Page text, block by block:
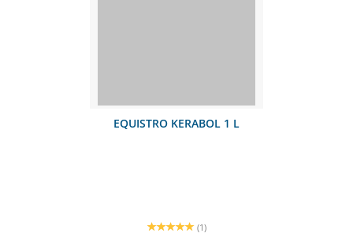
EQUISTRO KERABOL 1 L
(1)